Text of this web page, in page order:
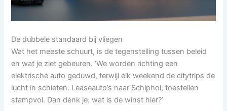
De dubbele standaard bij vliegen
Wat het meeste schuurt, is de tegenstelling tussen beleid
en wat je ziet gebeuren. ‘We worden richting een
elektrische auto geduwd, terwijl elk weekend de citytrips de
lucht in schieten. Leaseauto’s naar Schiphol, toestellen
stampvol. Dan denk je: wat is de winst hier?’